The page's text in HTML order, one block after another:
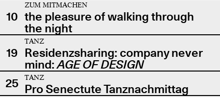
10
ZUM MITMACHEN
the pleasure of walking through
the night
19
TANZ
Residenzsharing: company never
mind:AGE OF DESIGN
25
TANZ
Pro Senectute Tanznachmittag